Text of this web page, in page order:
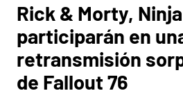
Rick & Morty,
participarán en
retransmisión
de Fallout 76